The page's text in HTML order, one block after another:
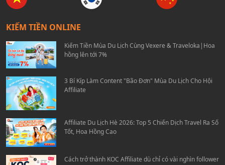
KIẾM TIỀN ONLINE
Kiếm Tiền Mùa Du Lịch Cùng Vexere & Traveloka|Hoa
hồng lên tới 7%
3 Bí Kíp Làm Content "Bão Đơn" Mùa Du Lịch Cho Hội
Affiliate
Affiliate Du Lịch Hè 2026: Top 5 Chiến Dịch Travel Ra Số
Tốt, Hoa Hồng Cao
Cách trở thành KOC Affiliate dù chỉ có vài nghìn follower